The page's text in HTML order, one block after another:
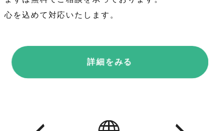
心を込めて対応いたします。
詳細をみる